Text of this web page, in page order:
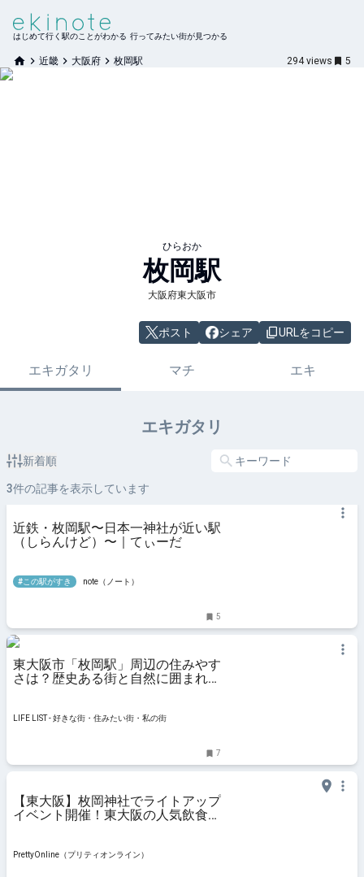
はじめて行く駅のことがわかる 行ってみたい街が見つかる
近畿 大阪府 枚岡駅 294 views 5
ひらおか
枚岡駅
大阪府東大阪市
ポスト シェア URLをコピー
エキガタリ マチ エキ
エキガタリ
新着順
3件の記事を表示しています
近鉄・枚岡駅〜日本一神社が近い駅
（しらんけど）〜｜てぃーだ
#この駅がすき note（ノート）
5
東大阪市「枚岡駅」周辺の住みやす
さは？歴史ある街と自然に囲まれた
LIFE LIST - 好きな街・住みたい街・私の街
7
【東大阪】枚岡神社でライトアップ
イベント開催！東大阪の人気飲食店
PrettyOnline（プリティオンライン）